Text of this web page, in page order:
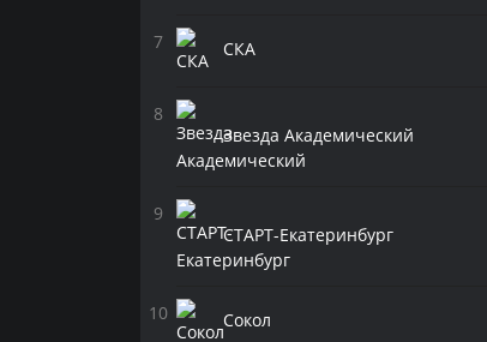
СКА
Звезда Академический
СТАРТ-Екатеринбург
Сокол